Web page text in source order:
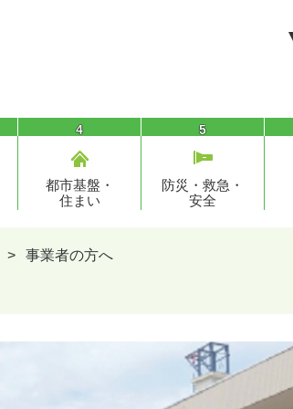
4
都市基盤・
住まい
5
防災・救急・
安全
> 事業者の方へ